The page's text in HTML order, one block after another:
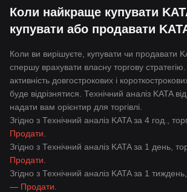
Коли найкраще купувати
купувати або продавати
Коли ви вирішуєте, купувати чи продавати
спершу врахувати власну торгову
активність довгострокових і
буде відрізнятися. Технічний аналіз KATA
надати вам орієнтир для торгівлі.
Згідно з Технічний аналіз KATA за 4 год.,
Продати
Згідно з Технічний аналіз KATA за 1 день,
Продати
Згідно з Технічний аналіз KATA за 1
— Продати